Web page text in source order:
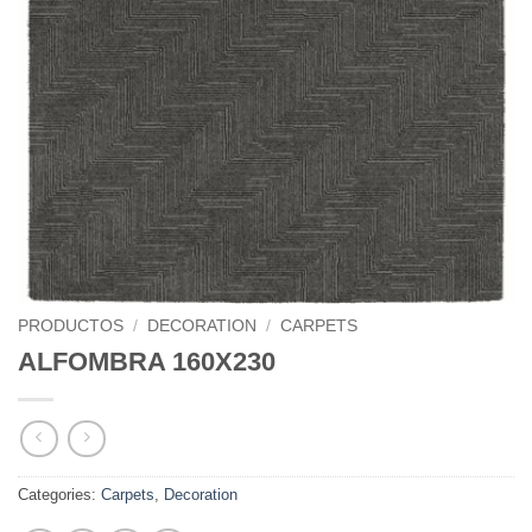
PRODUCTOS / DECORATION / CARPETS
ALFOMBRA 160X230
Categories: Carpets, Decoration